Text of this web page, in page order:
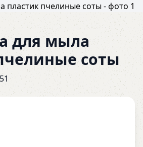
для мыла
соты